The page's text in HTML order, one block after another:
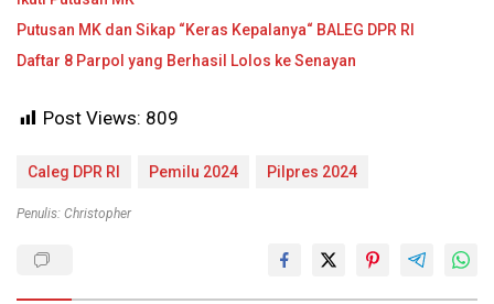
Putusan MK dan Sikap “Keras Kepalanya“ BALEG DPR RI
Daftar 8 Parpol yang Berhasil Lolos ke Senayan
Post Views: 809
Caleg DPR RI Pemilu 2024 Pilpres 2024
Penulis: Christopher